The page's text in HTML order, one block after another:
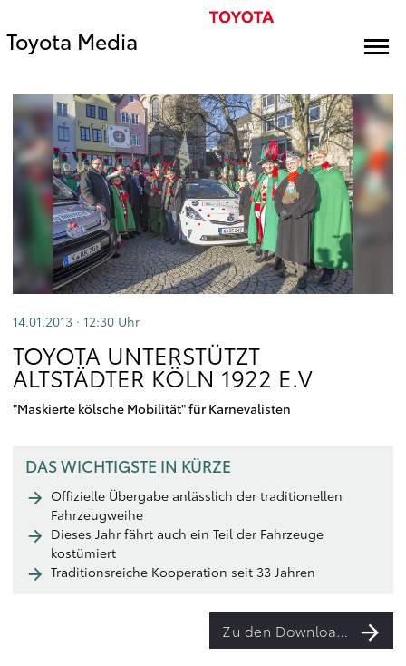
Toyota Media
14.01.2013 · 12:30 Uhr
TOYOTA UNTERSTÜTZT
ALTSTÄDTER KÖLN 1922 E.V
"Maskierte kölsche Mobilität" für Karnevalisten
DAS WICHTIGSTE IN KÜRZE
Offizielle Übergabe anlässlich der traditionellen
Fahrzeugweihe
Dieses Jahr fährt auch ein Teil der Fahrzeuge
kostümiert
Traditionsreiche Kooperation seit 33 Jahren
Zu den Downloads